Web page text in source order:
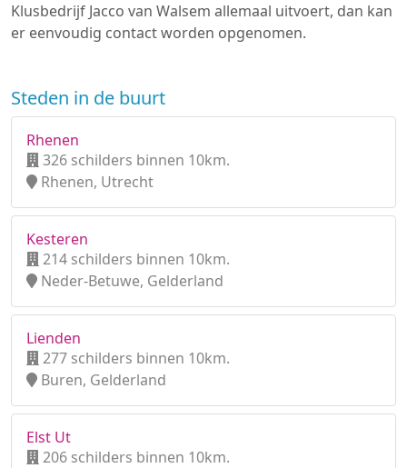
Klusbedrijf Jacco van Walsem allemaal uitvoert, dan kan
er eenvoudig contact worden opgenomen.
Steden in de buurt
Rhenen
326 schilders binnen 10km.
Rhenen, Utrecht
Kesteren
214 schilders binnen 10km.
Neder-Betuwe, Gelderland
Lienden
277 schilders binnen 10km.
Buren, Gelderland
Elst Ut
206 schilders binnen 10km.